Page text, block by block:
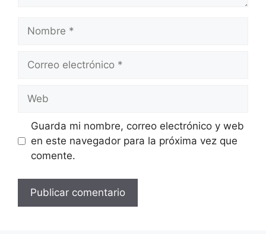
Nombre
Correo
Web
Guarda mi nombre, correo electrónico y web
en este navegador para la próxima vez que
comente.